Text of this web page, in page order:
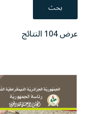
بحث
عرض 104 النتائج